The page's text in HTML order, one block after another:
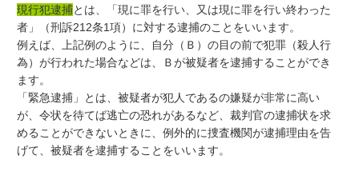
現行犯逮捕とは、「現に罪を行い、又は現に罪を行い終わった
者」（刑訴212条1項）に対する逮捕のことをいいます。
例えば、上記例のように、自分（Ｂ）の目の前で犯罪（殺人行
為）が行われた場合などは、Ｂが被疑者を逮捕することができ
ます。
「緊急逮捕」とは、被疑者が犯人であるの嫌疑が非常に高い
が、令状を待てば逃亡の恐れがあるなど、裁判官の逮捕状を求
めることができないときに、例外的に捜査機関が逮捕理由を告
げて、被疑者を逮捕することをいいます。